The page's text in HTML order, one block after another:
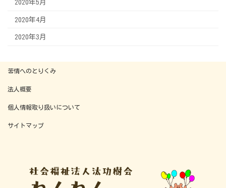
2020年5月
2020年4月
2020年3月
苦情へのとりくみ
法人概要
個人情報取り扱いについて
サイトマップ